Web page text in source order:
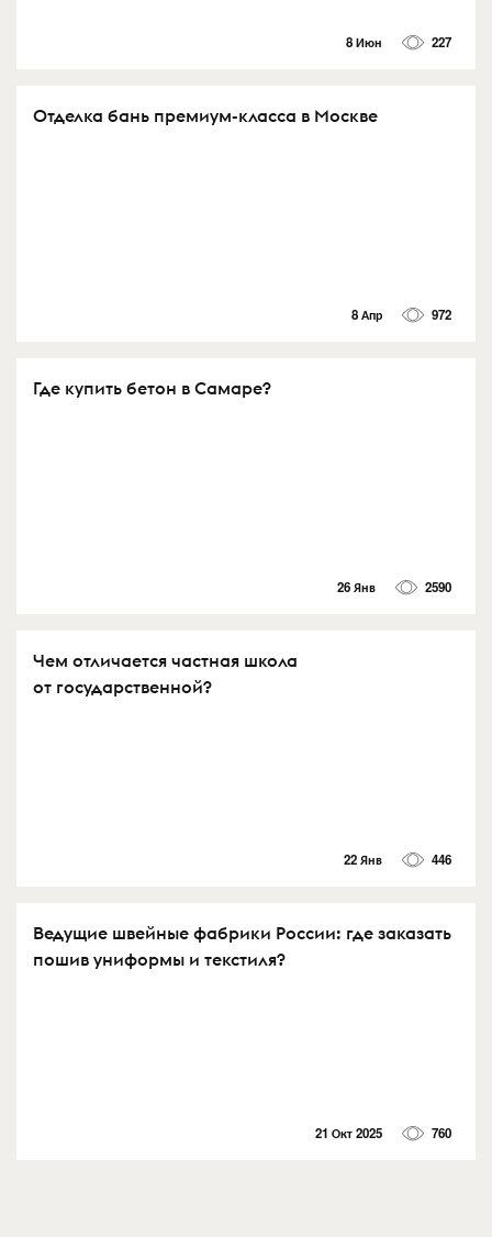
8 Июн 227
Отделка бань премиум-класса в Москве
8 Апр 972
Где купить бетон в Самаре?
26 Янв 2590
Чем отличается частная школа
от государственной?
22 Янв 446
Ведущие швейные фабрики России: где заказать
пошив униформы и текстиля?
21 Окт 2025 760